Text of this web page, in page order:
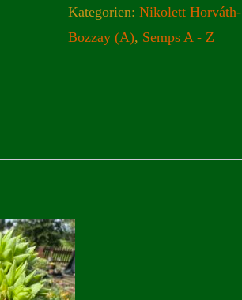
Kategorien:Nikolett Horváth-
Bozzay (A), Semps A - Z